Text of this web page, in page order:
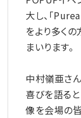
大し、「
をより多く
まいります。
中村嶺亜さ
喜びを語る
像を会場の